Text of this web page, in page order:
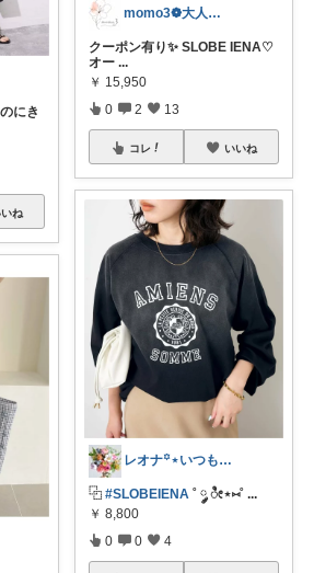
にき
ね
momo3❁大人のちょうどいいもの選び
クーポン有り✨ SLOBE IENA♡
オー ...
￥ 15,950
0 2 13
コレ いいね
レオナ꙳⋆いつもありがとうございます🌼
⿻ #SLOBEIENA ˚ ༘ ೀ⋆⑅˚ ...
￥ 8,800
0 0 4